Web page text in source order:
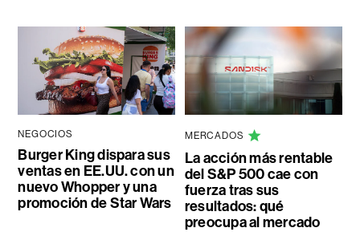
NEGOCIOS
Burger King dispara sus
ventas en EE.UU. con un
nuevo Whopper y una
promoción de Star Wars
MERCADOS
La acción más rentable
del S&P 500 cae con
fuerza tras sus
resultados: qué
preocupa al mercado